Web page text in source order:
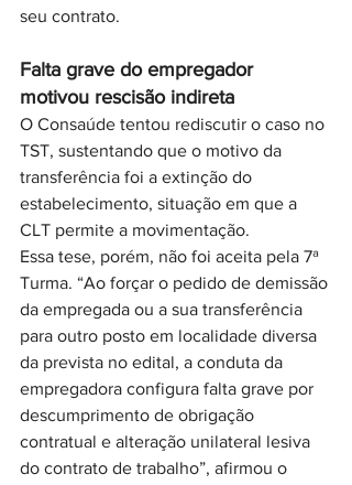
seu contrato.
Falta grave do empregador
motivou rescisão indireta
O Consaúde tentou rediscutir o caso no
TST, sustentando que o motivo da
transferência foi a extinção do
estabelecimento, situação em que a
CLT permite a movimentação.
Essa tese, porém, não foi aceita pela 7ª
Turma. “Ao forçar o pedido de demissão
da empregada ou a sua transferência
para outro posto em localidade diversa
da prevista no edital, a conduta da
empregadora configura falta grave por
descumprimento de obrigação
contratual e alteração unilateral lesiva
do contrato de trabalho”, afirmou o